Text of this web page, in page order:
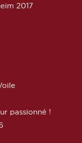
2017
passionné !